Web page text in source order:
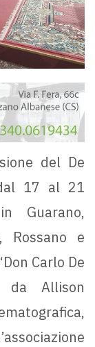
del De
17 al 21
Guarano,
Rossano e
Carlo De
da Allison